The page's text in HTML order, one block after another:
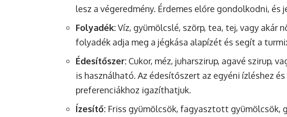
lesz a végeredmény. Érdemes előre gondolkodni, és
Folyadék:Víz, gyümölcslé, szörp, tea, tej, vagy akár
folyadék adja meg a jégkása alapízét és segít a
Édesítőszer: Cukor, méz, juharszirup, agavé szirup,
is használható. Az édesítőszert az egyéni ízléshez
preferenciákhoz igazíthatjuk.
Ízesítő: Friss gyümölcsök, fagyasztott gyümölcsök,